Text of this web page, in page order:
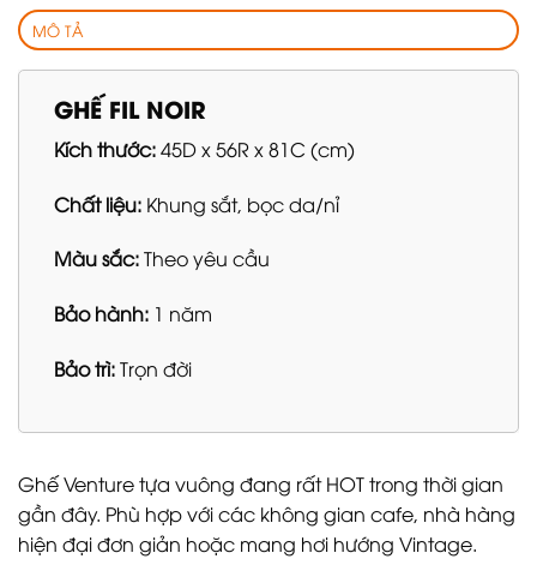
MÔ TẢ
GHẾ FIL NOIR
Kích thước:45D x 56R x 81C (cm)
Chất liệu: Khung sắt, bọc da/nỉ
Màu sắc:Theo yêu cầu
Bảo hành: 1 năm
Bảo trì:Trọn đời
Ghế Venture tựa vuông đang rất HOT trong thời gian
gần đây. Phù hợp với các không gian cafe, nhà hàng
hiện đại đơn giản hoặc mang hơi hướng Vintage.